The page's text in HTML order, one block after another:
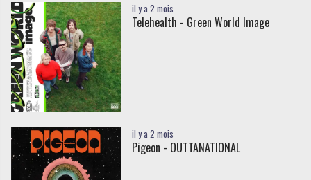
il y a 2 mois
Telehealth - Green World Image
il y a 2 mois
Pigeon - OUTTANATIONAL